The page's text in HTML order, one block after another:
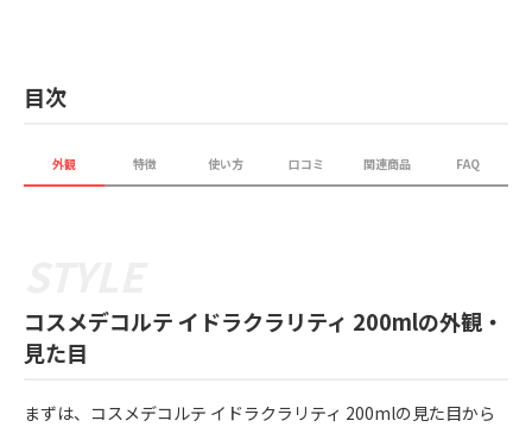
目次
外観 特徴 使い方 口コミ 関連商品 FAQ
コスメデコルテ イドラクラリティ 200mlの外観・
見た目
まずは、コスメデコルテ イドラクラリティ 200mlの見た目から